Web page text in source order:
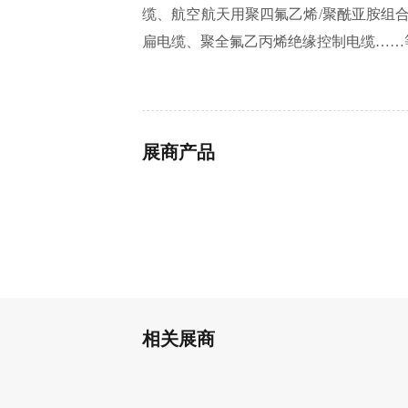
缆、航空航天用聚四氟乙烯/聚酰亚胺组
扁电缆、聚全氟乙丙烯绝缘控制电缆……
展商产品
相关展商